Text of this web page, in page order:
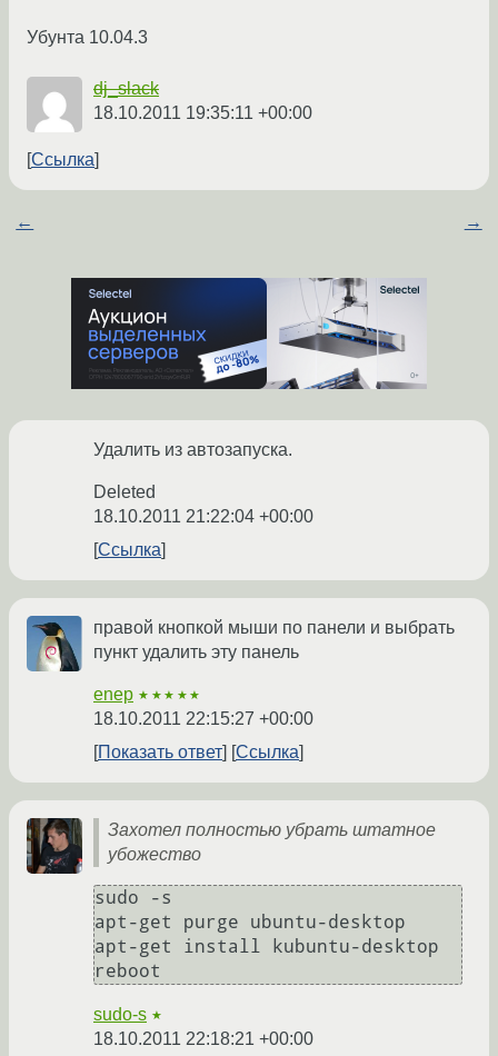
Убунта 10.04.3
dj_slack
18.10.2011 19:35:11 +00:00
Ссылка
← →
Удалить из автозапуска.
Deleted
18.10.2011 21:22:04 +00:00
Ссылка
правой кнопкой мыши по панели и выбрать
пункт удалить эту панель
enep ★★★★★
18.10.2011 22:15:27 +00:00
Показать ответ
Ссылка
Захотел полностью убрать штатное
убожество
sudo -s
apt-get purge ubuntu-desktop
apt-get install kubuntu-desktop
reboot
sudo-s ★
18.10.2011 22:18:21 +00:00